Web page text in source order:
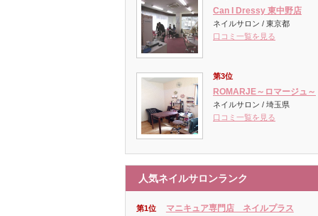
Can I Dressy 東中野店
ネイルサロン / 東京都
口コミ一覧を見る
第3位
ROMARJE～ロマージュ～
ネイルサロン / 埼玉県
口コミ一覧を見る
人気ネイルサロンランク
第1位 マニキュア専門店 ネイルプラス